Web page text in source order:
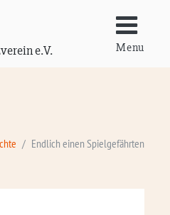
e.V.
Menu
Endlich einen Spielgefährten